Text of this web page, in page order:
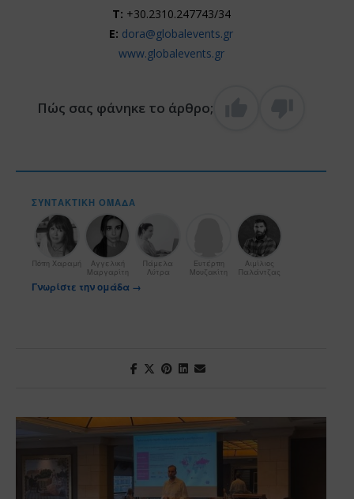
T: +30.2310.247743/34
E: dora@globalevents.gr
www.globalevents.gr
Πώς σας φάνηκε το άρθρο;
ΣΥΝΤΑΚΤΙΚΉ ΟΜΆΔΑ
Πόπη Χαραμή
Αγγελική
Μαργαρίτη
Πάμελα
Λύτρα
Ευτέρπη
Μουζακίτη
Αιμίλιος
Παλάντζας
Γνωρίστε την ομάδα →